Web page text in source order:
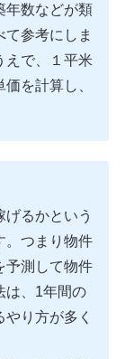
年数などが類
参考にしま
えで、１平米
を計算し、
るかという
。つまり物件
予測して物件
は、1年間の
り方が多く